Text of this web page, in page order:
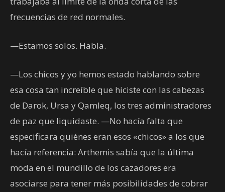
frecuencias de red normales.
—Estamos solos. Habla.
—Los chicos y yo hemos estado hablando sobre
esa cosa tan increíble que hiciste con las cabezas
de Darok, Ursa y Qamleq, los tres administradores
de paz que liquidaste. —No hacía falta que
especificara quiénes eran esos «chicos» a los que
hacía referencia: Arthemis sabía que la última
moda en el mundillo de los cazadores era
asociarse para tener más posibilidades de cobrar